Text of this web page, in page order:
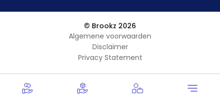
© Brookz 2026
Algemene voorwaarden
Disclaimer
Privacy Statement